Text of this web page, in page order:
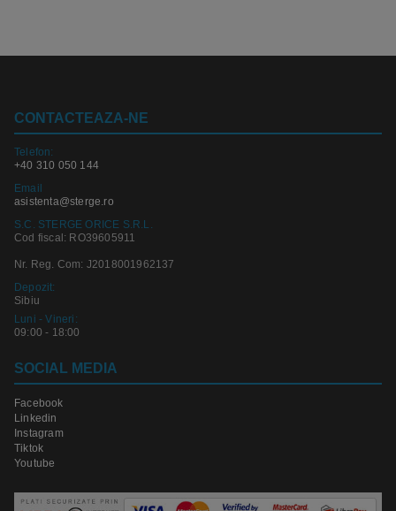
CONTACTEAZA-NE
Telefon:
+40 310 050 144
Email
asistenta@sterge.ro
S.C. STERGE ORICE S.R.L.
Cod fiscal: RO39605911
Nr. Reg. Com: J2018001962137
Depozit:
Sibiu
Luni - Vineri:
09:00 - 18:00
SOCIAL MEDIA
Facebook
Linkedin
Instagram
Tiktok
Youtube